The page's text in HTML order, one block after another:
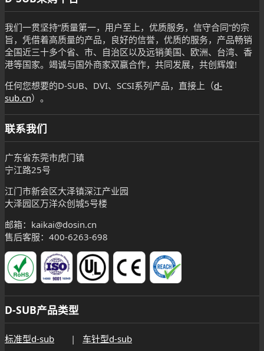
我们一贯坚持“质量第一，用户至上，优质服务，信守合同”的宗
旨，凭借着高质量的产品，良好的信誉，优质的服务，产品畅销
全国近三十多个省、市、自治区以及远销美国、欧洲、台湾、香
港等国家。竭诚与国外商家双赢合作，共同发展，共创辉煌!
任何您想要的D-SUB、DVI、SCSI系列产品，直接上（d-
sub.cn）。
联系我们
广东省东莞市虎门镇
宁江路25号
江门市新会区大泽镇深江产业园
大泽园区万洋众创城5号楼
邮箱：kaikai@dosin.cn
售后客服：400-6263-698
D-SUB产品类型
标准型d-sub | 车针型d-sub